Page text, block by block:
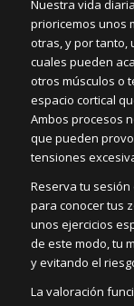
Nuestra vida
prioricemos unos
otras, y por tanto,
cuales pueden
otros músculos o
espacio cortical
Ambos procesos
que pueden
tensiones
Reserva tu
para conocer tus
unos ejercicios
de este modo, tu
y evitando el
La valoración